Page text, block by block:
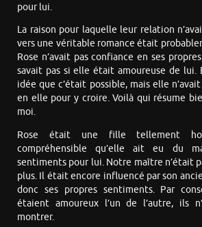
pour lui.
La raison pour laquelle leur relation
vers une véritable romance était
Rose n’avait pas confiance en ses
savait pas si elle était amoureuse de lui.
idée que c’était possible, mais elle
en elle pour y croire. Voilà qui résume
moi.
Rose était une fille tellement
compréhensible qu’elle ait eu du
sentiments pour lui. Notre maître n’était
plus. Il était encore influencé par son
donc ses propres sentiments. Par
étaient amoureux l’un de l’autre, ils
montrer.